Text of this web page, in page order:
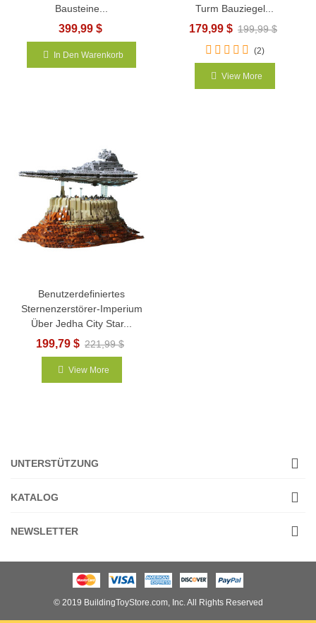
Bausteine...
399,99 $
In Den Warenkorb
Turm Bauziegel...
179,99 $ 199,99 $
(2)
View More
Benutzerdefiniertes
Sternenzerstörer-Imperium
Über Jedha City Star...
199,79 $ 221,99 $
View More
UNTERSTÜTZUNG
KATALOG
NEWSLETTER
© 2019 BuildingToyStore.com, Inc. All Rights Reserved